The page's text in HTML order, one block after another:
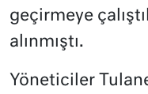
geçirmeye
alınmıştı.
Yöneticiler